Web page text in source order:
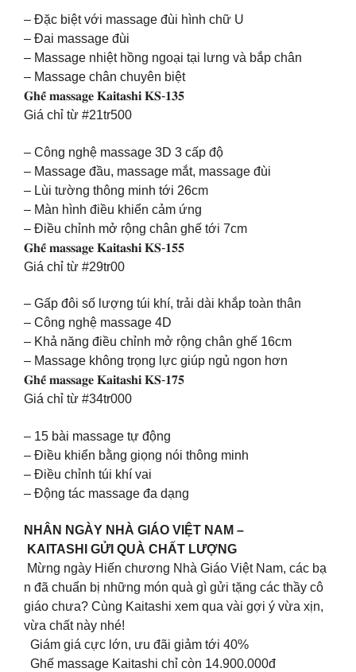
– Đặc biệt với massage đùi hình chữ U
– Đai massage đùi
– Massage nhiệt hồng ngoại tại lưng và bắp chân
– Massage chân chuyên biệt
𝐆𝐡𝐞̂́ 𝐦𝐚𝐬𝐬𝐚𝐠𝐞 𝐊𝐚𝐢𝐭𝐚𝐬𝐡𝐢 𝐊𝐒-𝟏𝟑𝟓
Giá chỉ từ #21tr500
– Công nghệ massage 3D 3 cấp độ
– Massage đầu, massage mắt, massage đùi
– Lùi tường thông minh tới 26cm
– Màn hình điều khiển cảm ứng
– Điều chỉnh mở rộng chân ghế tới 7cm
𝐆𝐡𝐞̂́ 𝐦𝐚𝐬𝐬𝐚𝐠𝐞 𝐊𝐚𝐢𝐭𝐚𝐬𝐡𝐢 𝐊𝐒-𝟏𝟓𝟓
Giá chỉ từ #29tr00
– Gấp đôi số lượng túi khí, trải dài khắp toàn thân
– Công nghệ massage 4D
– Khả năng điều chỉnh mở rộng chân ghế 16cm
– Massage không trọng lực giúp ngủ ngon hơn
𝐆𝐡𝐞̂́ 𝐦𝐚𝐬𝐬𝐚𝐠𝐞 𝐊𝐚𝐢𝐭𝐚𝐬𝐡𝐢 𝐊𝐒-𝟏𝟕𝟓
Giá chỉ từ #34tr000
– 15 bài massage tự động
– Điều khiển bằng giọng nói thông minh
– Điều chỉnh túi khí vai
– Động tác massage đa dạng
NHÂN NGÀY NHÀ GIÁO VIỆT NAM –
KAITASHI GỬI QUÀ CHẤT LƯỢNG
Mừng ngày Hiến chương Nhà Giáo Việt Nam, các bạ
n đã chuẩn bị những món quà gì gửi tặng các thầy cô
giáo chưa? Cùng Kaitashi xem qua vài gợi ý vừa xịn,
vừa chất này nhé!
Giám giá cực lớn, ưu đãi giảm tới 40%
Ghế massage Kaitashi chỉ còn 14.900.000đ